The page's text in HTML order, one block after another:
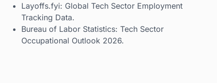
Layoffs.fyi: Global Tech Sector Employment
Tracking Data.
Bureau of Labor Statistics: Tech Sector
Occupational Outlook 2026.